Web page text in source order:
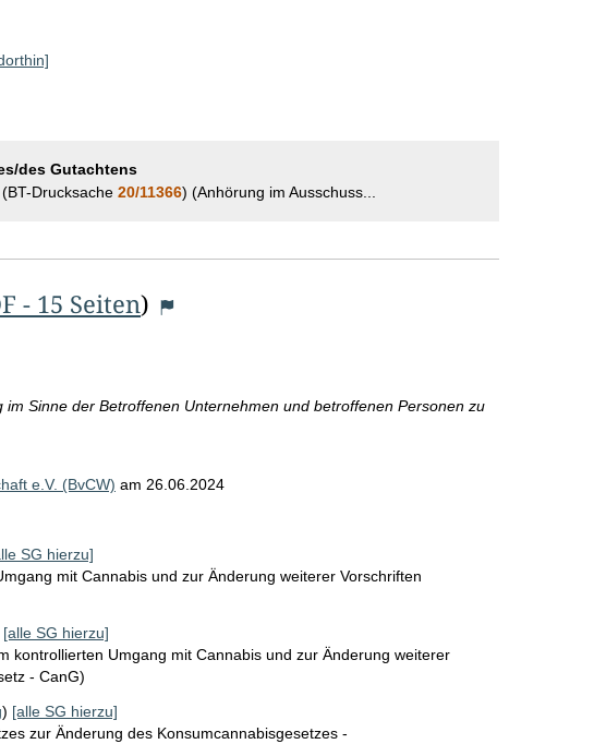
des Gutachtens
Drucksache 20/11366) (Anhörung im Ausschuss...
- 15 Seiten)
Sinne der Betroffenen Unternehmen und betroffenen Personen zu
e.V. (BvCW) am 26.06.2024
SG hierzu]
mit Cannabis und zur Änderung weiterer Vorschriften
[alle SG hierzu]
kontrollierten Umgang mit Cannabis und zur Änderung weiterer
- CanG)
) [alle SG hierzu]
zur Änderung des Konsumcannabisgesetzes -